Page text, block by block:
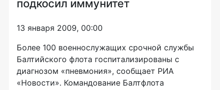
подкосил иммунитет
13 января 2009, 00:00
Более 100 военнослужащих срочной службы
Балтийского флота госпитализированы с
диагнозом «пневмония», сообщает РИА
«Новости». Командование Балтфлота